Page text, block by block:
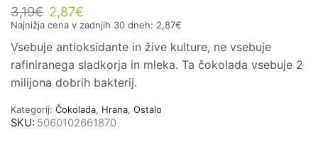
3,19€ 2,87€
Najnižja cena v zadnjih 30 dneh: 2,87€
Vsebuje antioksidante in žive kulture, ne vsebuje
rafiniranega sladkorja in mleka. Ta čokolada vsebuje 2
milijona dobrih bakterij.
Kategorij: Čokolada, Hrana, Ostalo
SKU: 5060102661870